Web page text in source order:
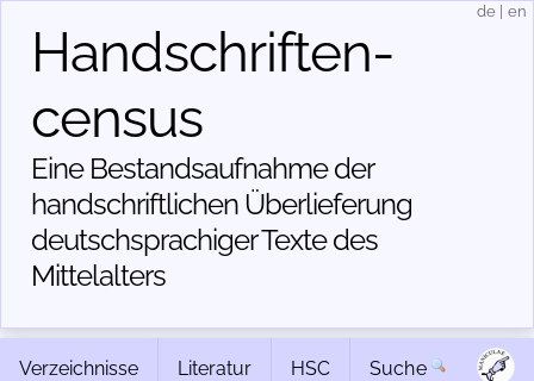
Handschriften­
census
Eine Bestandsaufnahme der
handschriftlichen Über­lieferung
deutschsprachiger Texte des
Mittelalters
de en
Verzeichnisse Literatur HSC Suche